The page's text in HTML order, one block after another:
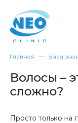
Главная База
Волосы –
сложно?
Просто только на